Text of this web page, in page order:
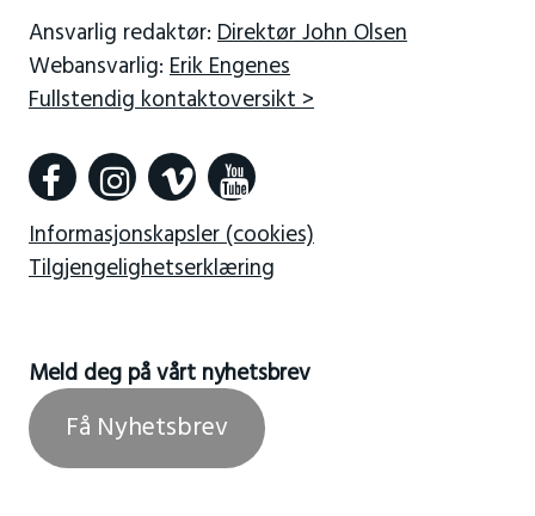
Ansvarlig redaktør: Direktør John Olsen
Webansvarlig: Erik Engenes
Fullstendig kontaktoversikt >
Informasjonskapsler (cookies)
Tilgjengelighetserklæring
Meld deg på vårt nyhetsbrev
Få Nyhetsbrev